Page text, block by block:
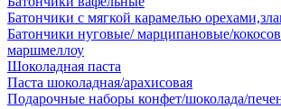
Батончики с мягкой карамелью
Батончики нуговые/ марципановые/
маршмеллоу
Шоколадная паста
Паста шоколадная/арахисовая
Подарочные наборы конфет/шоколада/